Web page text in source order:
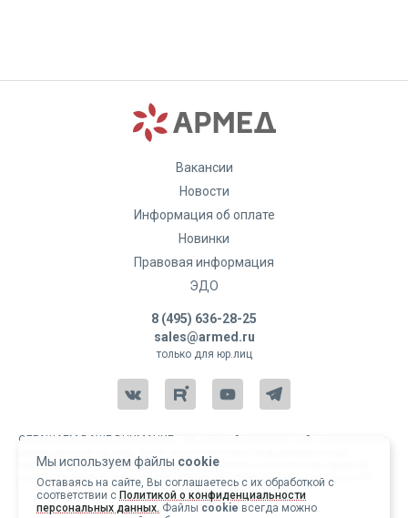
Мы используем файлы cookie
Оставаясь на сайте, Вы соглашаетесь с их обработкой с
соответствии с Политикой о конфиденциальности
персональных данных. Файлы cookie всегда можно
Вакансии
Новости
Информация об оплате
Новинки
Правовая информация
ЭДО
8 (495) 636-28-25
sales@armed.ru
только для юр.лиц
ОБРАЩАЕМ ВАШЕ ВНИМАНИЕ, что данный интернет-сайт и материалы,
характер и ни при каких условиях не являются публичной офертой,
определяемой положениями статьи 437 Гражданского кодекса РФ.
Copyright 2004-2026 © Армед